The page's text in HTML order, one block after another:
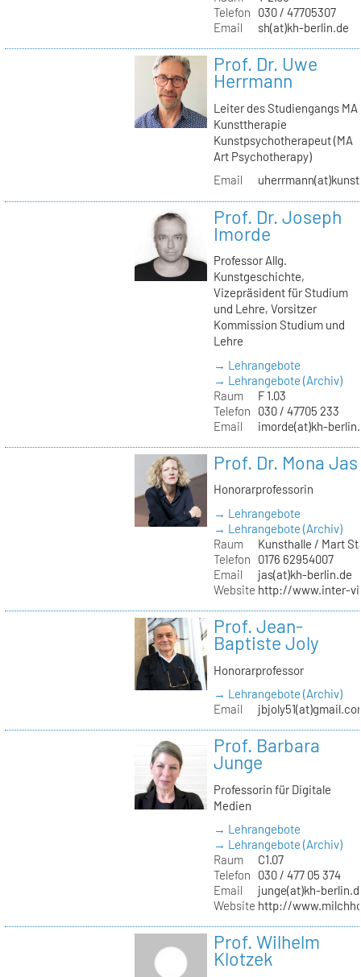
Telefon
030 / 47705307
Email
sh(at)kh-berlin.de
Prof. Dr. Uwe
Herrmann
Leiter des Studiengangs MA
Kunsttherapie
Kunstpsychotherapeut (MA
Art Psychotherapy)
Email
Prof. Dr. Joseph
Imorde
Professor Allg.
Kunstgeschichte,
Vizepräsident für Studium
und Lehre, Vorsitzer
Kommission Studium und
Lehre
→ Lehrangebote
→ Lehrangebote (Archiv)
Raum
F 1.03
Telefon
030 / 47705 233
Email
imorde(at)kh-
Prof. Dr. Mona Jas
Honorarprofessorin
→ Lehrangebote
→ Lehrangebote (Archiv)
Raum
Kunsthalle / Mart
Telefon
0176 62954007
Email
jas(at)kh-berlin.de
Website http://www.inter-
Prof. Jean-
Baptiste Joly
Honorarprofessor
→ Lehrangebote (Archiv)
Email
Prof. Barbara
Junge
Professorin für Digitale
Medien
→ Lehrangebote
→ Lehrangebote (Archiv)
Raum
C1.07
Telefon
030 / 477 05 374
Email
junge(at)kh-
Website http://
Prof. Wilhelm
Klotzek